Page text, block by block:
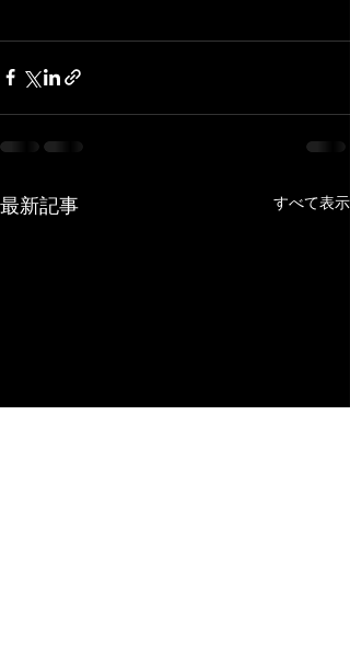
最新記事 すべて表示